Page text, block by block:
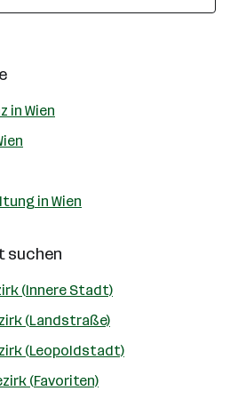
in Wien
in Wien
suchen
(Innere Stadt)
(Landstraße)
(Leopoldstadt)
(Favoriten)